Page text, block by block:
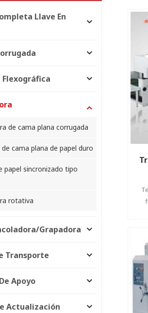
Llave En
de cama plana corrugada
cama plana de papel duro
papel sincronizado tipo
rotativa
grapadora
Transporte
Apoyo
Actualización